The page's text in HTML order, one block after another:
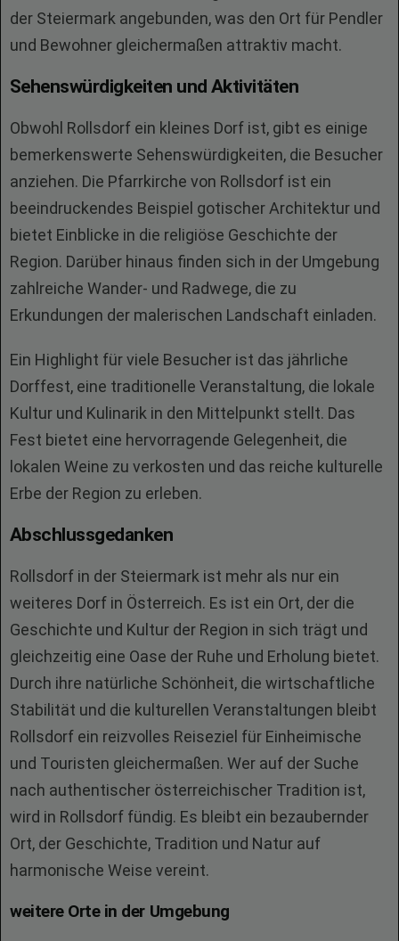
der Steiermark angebunden, was den Ort für Pendler
und Bewohner gleichermaßen attraktiv macht.
Sehenswürdigkeiten und Aktivitäten
Obwohl Rollsdorf ein kleines Dorf ist, gibt es einige
bemerkenswerte Sehenswürdigkeiten, die Besucher
anziehen. Die Pfarrkirche von Rollsdorf ist ein
beeindruckendes Beispiel gotischer Architektur und
bietet Einblicke in die religiöse Geschichte der
Region. Darüber hinaus finden sich in der Umgebung
zahlreiche Wander- und Radwege, die zu
Erkundungen der malerischen Landschaft einladen.
Ein Highlight für viele Besucher ist das jährliche
Dorffest, eine traditionelle Veranstaltung, die lokale
Kultur und Kulinarik in den Mittelpunkt stellt. Das
Fest bietet eine hervorragende Gelegenheit, die
lokalen Weine zu verkosten und das reiche kulturelle
Erbe der Region zu erleben.
Abschlussgedanken
Rollsdorf in der Steiermark ist mehr als nur ein
weiteres Dorf in Österreich. Es ist ein Ort, der die
Geschichte und Kultur der Region in sich trägt und
gleichzeitig eine Oase der Ruhe und Erholung bietet.
Durch ihre natürliche Schönheit, die wirtschaftliche
Stabilität und die kulturellen Veranstaltungen bleibt
Rollsdorf ein reizvolles Reiseziel für Einheimische
und Touristen gleichermaßen. Wer auf der Suche
nach authentischer österreichischer Tradition ist,
wird in Rollsdorf fündig. Es bleibt ein bezaubernder
Ort, der Geschichte, Tradition und Natur auf
harmonische Weise vereint.
weitere Orte in der Umgebung